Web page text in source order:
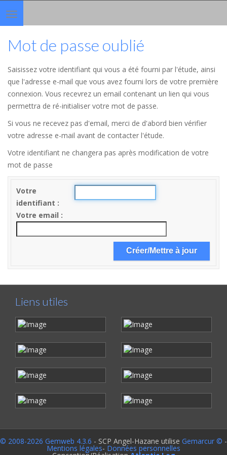
Toggle
navigation
Mot de passe oublié
Saisissez votre identifiant qui vous a été fourni par l'étude, ainsi
que l'adresse e-mail que vous avez fourni lors de votre première
connexion. Vous recevrez un email contenant un lien qui vous
permettra de ré-initialiser votre mot de passe.
Si vous ne recevez pas d'email, merci de d'abord bien vérifier
votre adresse e-mail avant de contacter l'étude.
Votre identifiant ne changera pas après modification de votre
mot de passe
Votre
identifiant
Votre email
Liens utiles
© 2008-2026 Gemweb 4.3.6 - SCP Angel-Hazane utilise Gemarcur © -
Mentions légales- Données personnelles